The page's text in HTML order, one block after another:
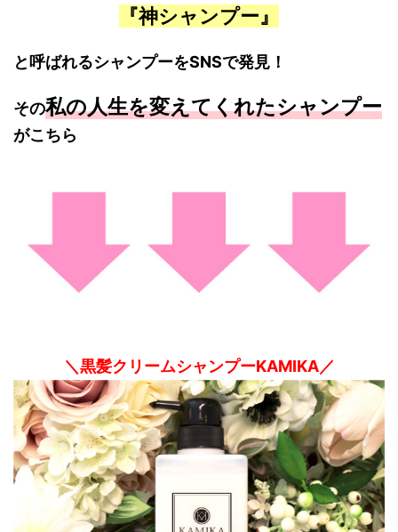
『神シャンプー』
と呼ばれるシャンプーをSNSで発見 ！
その私の人生を変えてくれたシャンプー
がこちら
＼黒髪クリームシャンプーKAMIKA／